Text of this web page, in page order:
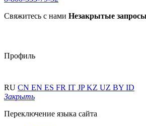
Свяжитесь с нами Незакрытые
Профиль
RU CN EN ES FR IT JPKZ UZ BY ID
Закрыть
Переключение языка сайта